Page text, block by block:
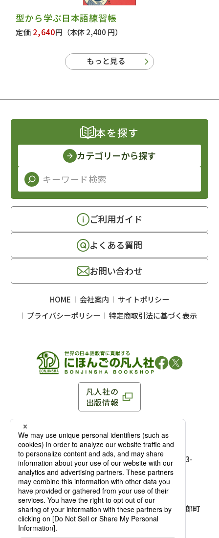
型から学ぶ日本語練習帳
定価 2,640円 （本体 2,400 円）
もっと見る
凡人社の
出版情報
〒102-0093 東京都千代田区平河町 1-3-13 8F
TEL：03-3263-3959／FAX：03-3263-3116
麹町店
〒102-0093 東京都千代田区平河町1-3-
13 8F［アクセス］
TEL：03-3239-8673／FAX：03-3263-
3116
大阪店
〒541-0056 大阪府大阪市中央区久太郎町
4-2-10
大西ビルディング 1階［
本を探す
カテゴリーから探す
ご利用ガイド
よくある質問
お問い合わせ
HOME 会社案内
サイトポリシー
プライバシーポリシー
特定商取引法に基づく表示